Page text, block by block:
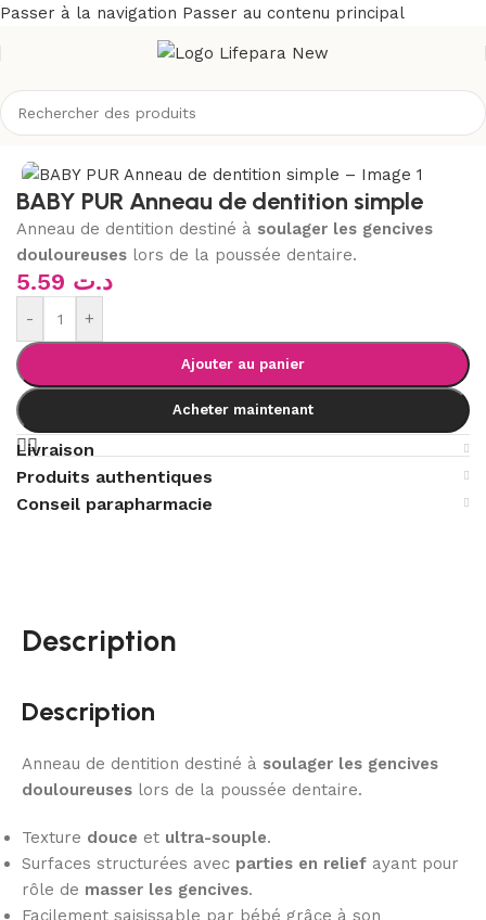
Passer à la navigation Passer au contenu principal
/Bébé et maman/Puériculture/Anneaux de dentitions
BABY PUR Anneau de dentition simple
Anneau de dentition destiné à soulager les gencives
douloureuses lors de la poussée dentaire.
د.ت
- +
Ajouter au panier
Acheter maintenant
Livraison
Produits authentiques
Conseil parapharmacie
Description
Description
Anneau de dentition destiné à soulager les gencives
douloureuses lors de la poussée dentaire.
Texture douce et ultra-souple.
Surfaces structurées avec parties en relief ayant pour
rôle de masser les gencives.
Facilement saisissable par bébé grâce à son